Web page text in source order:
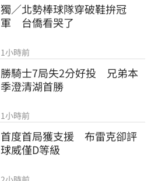
獨／北勢棒球隊穿破鞋拚冠
軍　台僑看哭了
1小時前
勝騎士7局失2分好投　兄弟本
季澄清湖首勝
1小時前
首度首局獲支援　布雷克卻評
球威僅D等級